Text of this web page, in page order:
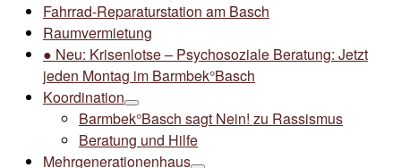
Fahrrad-Reparaturstation am Basch
Raumvermietung
● Neu: Krisenlotse – Psychosoziale Beratung: Jetzt
jeden Montag im Barmbek°Basch
Koordination
Barmbek°Basch sagt Nein! zu Rassismus
Beratung und Hilfe
Mehrgenerationenhaus